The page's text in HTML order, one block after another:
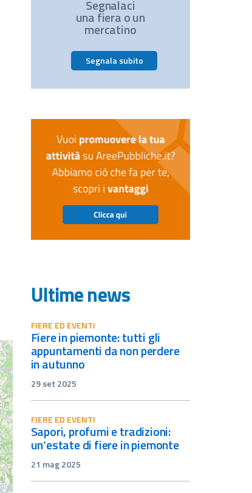
Segnalaci
una fiera o un
mercatino
Segnala subito
Ultime news
FIERE ED EVENTI
fiere in piemonte: tutti gli
appuntamenti da non perdere
in autunno
29 set 2025
FIERE ED EVENTI
sapori, profumi e tradizioni:
un’estate di fiere in piemonte
21 mag 2025